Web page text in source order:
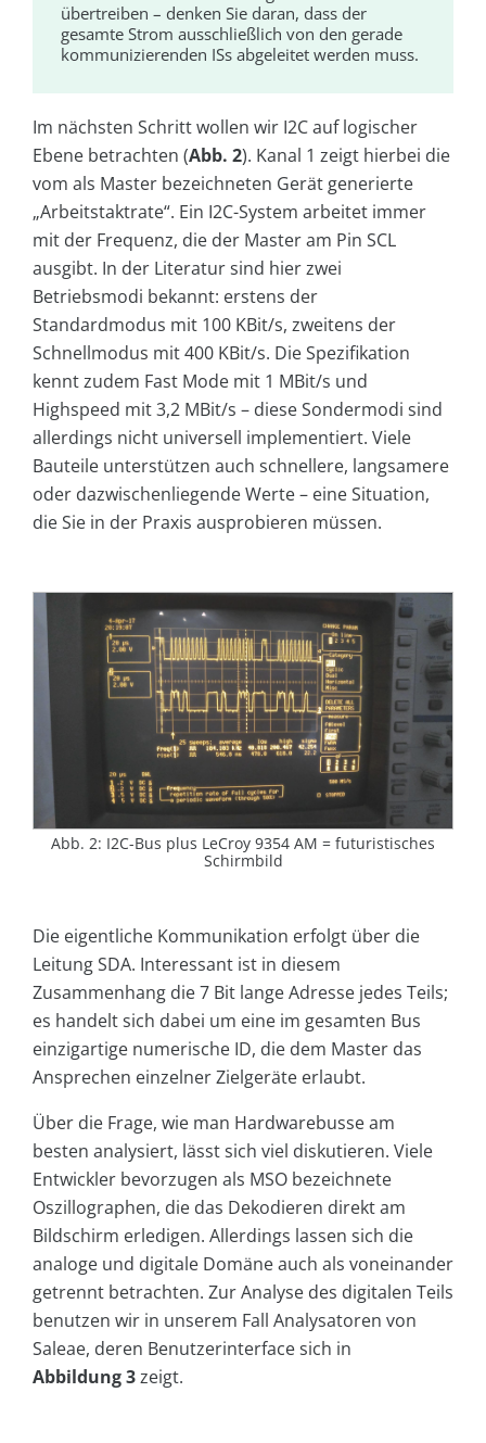
übertreiben – denken Sie daran, dass der
gesamte Strom ausschließlich von den gerade
kommunizierenden ISs abgeleitet werden muss.
Im nächsten Schritt wollen wir I2C auf logischer
Ebene betrachten (Abb. 2). Kanal 1 zeigt hierbei die
vom als Master bezeichneten Gerät generierte
„Arbeitstaktrate“. Ein I2C-System arbeitet immer
mit der Frequenz, die der Master am Pin SCL
ausgibt. In der Literatur sind hier zwei
Betriebsmodi bekannt: erstens der
Standardmodus mit 100 KBit/s, zweitens der
Schnellmodus mit 400 KBit/s. Die Spezifikation
kennt zudem Fast Mode mit 1 MBit/s und
Highspeed mit 3,2 MBit/s – diese Sondermodi sind
allerdings nicht universell implementiert. Viele
Bauteile unterstützen auch schnellere, langsamere
oder dazwischenliegende Werte – eine Situation,
die Sie in der Praxis ausprobieren müssen.
Abb. 2: I2C-Bus plus LeCroy 9354 AM = futuristisches
Schirmbild
Die eigentliche Kommunikation erfolgt über die
Leitung SDA. Interessant ist in diesem
Zusammenhang die 7 Bit lange Adresse jedes Teils;
es handelt sich dabei um eine im gesamten Bus
einzigartige numerische ID, die dem Master das
Ansprechen einzelner Zielgeräte erlaubt.
Über die Frage, wie man Hardwarebusse am
besten analysiert, lässt sich viel diskutieren. Viele
Entwickler bevorzugen als MSO bezeichnete
Oszillographen, die das Dekodieren direkt am
Bildschirm erledigen. Allerdings lassen sich die
analoge und digitale Domäne auch als voneinander
getrennt betrachten. Zur Analyse des digitalen Teils
benutzen wir in unserem Fall Analysatoren von
Saleae, deren Benutzerinterface sich in
Abbildung 3zeigt.